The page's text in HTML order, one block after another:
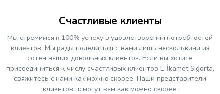
Счастливые клиенты
Мы стремимся к 100% успеху в удовлетворении потребностей
клиентов. Мы рады поделиться с вами лишь несколькими из
сотен наших довольных клиентов. Если вы хотите
присоединиться к числу счастливых клиентов E-İkamet Sigorta,
свяжитесь с нами как можно скорее. Наши представители
клиентов помогут вам как можно скорее.